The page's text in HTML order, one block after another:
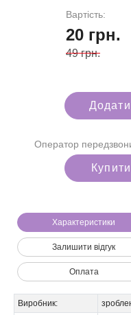
Вартість:
20 грн.
49 грн.
Оператор
Характеристики
Залишити відгук
Оплата
Виробник:
Ми